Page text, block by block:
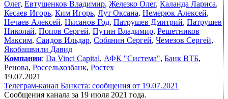
Олег, Евтушенков Владимир, Железко Олег, Каланда Лариса,
Кесаев Игорь, Ким Игорь, Лут Оксана, Немерюк Алексей,
Нечаев Алексей, Нисанов Год, Патрушев Дмитрий, Патрушев
Николай, Попов Сергей, Путин Владимир, Решетников
Максим, Саидов Ильдар, Собянин Сергей, Чемезов Сергей,
Якобашвили Давид
Компании: Da Vinci Capital, АФК "Система", Банк ВТБ,
Ренова, Россельхозбанк, Ростех
19.07.2021
Телеграм-канал Банкста: сообщения от 19.07.2021
Сообщения канала за 19 июля 2021 года.